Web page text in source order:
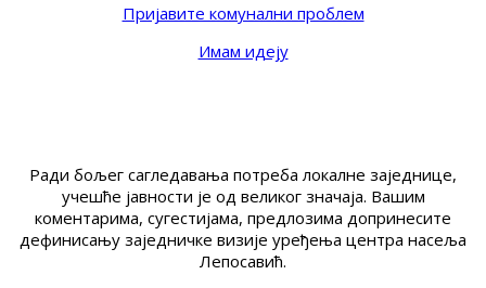
Пријавите комунални проблем
Имам идеју
Ради бољег сагледавања потреба локалне заједнице,
учешће јавности је од великог значаја. Вашим
коментарима, сугестијама, предлозима допринесите
дефинисању заједничке визије уређења центра насеља
Лепосавић.